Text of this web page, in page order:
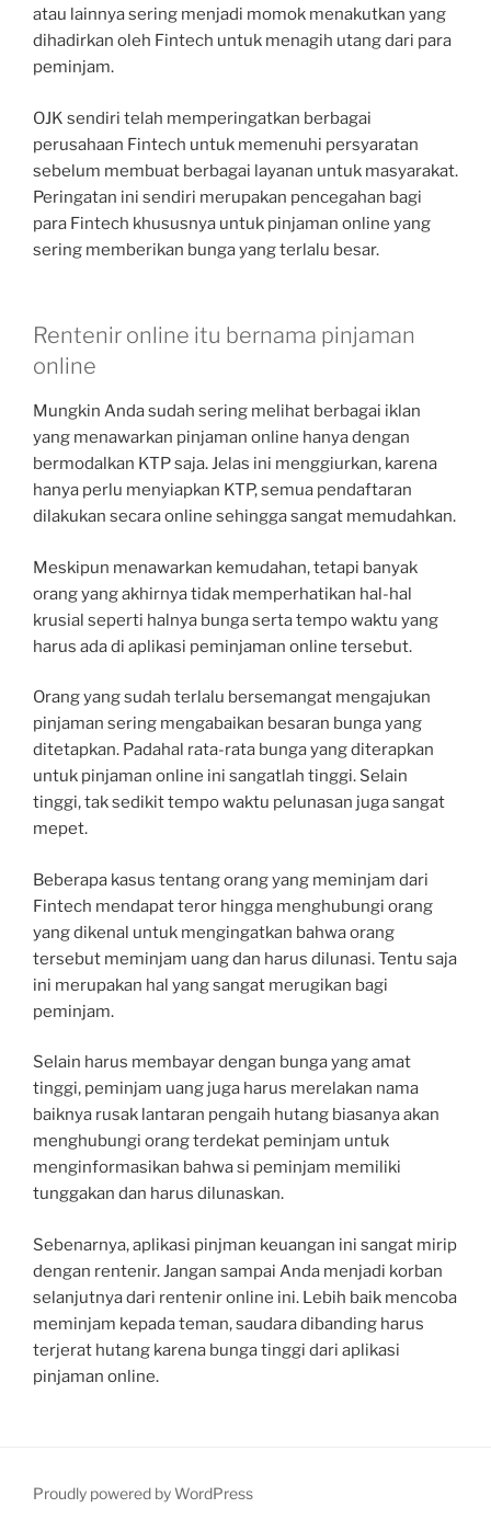
atau lainnya sering menjadi momok menakutkan yang
dihadirkan oleh Fintech untuk menagih utang dari para
peminjam.
OJK sendiri telah memperingatkan berbagai
perusahaan Fintech untuk memenuhi persyaratan
sebelum membuat berbagai layanan untuk masyarakat.
Peringatan ini sendiri merupakan pencegahan bagi
para Fintech khususnya untuk pinjaman online yang
sering memberikan bunga yang terlalu besar.
Rentenir online itu bernama pinjaman
online
Mungkin Anda sudah sering melihat berbagai iklan
yang menawarkan pinjaman online hanya dengan
bermodalkan KTP saja. Jelas ini menggiurkan, karena
hanya perlu menyiapkan KTP, semua pendaftaran
dilakukan secara online sehingga sangat memudahkan.
Meskipun menawarkan kemudahan, tetapi banyak
orang yang akhirnya tidak memperhatikan hal-hal
krusial seperti halnya bunga serta tempo waktu yang
harus ada di aplikasi peminjaman online tersebut.
Orang yang sudah terlalu bersemangat mengajukan
pinjaman sering mengabaikan besaran bunga yang
ditetapkan. Padahal rata-rata bunga yang diterapkan
untuk pinjaman online ini sangatlah tinggi. Selain
tinggi, tak sedikit tempo waktu pelunasan juga sangat
mepet.
Beberapa kasus tentang orang yang meminjam dari
Fintech mendapat teror hingga menghubungi orang
yang dikenal untuk mengingatkan bahwa orang
tersebut meminjam uang dan harus dilunasi. Tentu saja
ini merupakan hal yang sangat merugikan bagi
peminjam.
Selain harus membayar dengan bunga yang amat
tinggi, peminjam uang juga harus merelakan nama
baiknya rusak lantaran pengaih hutang biasanya akan
menghubungi orang terdekat peminjam untuk
menginformasikan bahwa si peminjam memiliki
tunggakan dan harus dilunaskan.
Sebenarnya, aplikasi pinjman keuangan ini sangat mirip
dengan rentenir. Jangan sampai Anda menjadi korban
selanjutnya dari rentenir online ini. Lebih baik mencoba
meminjam kepada teman, saudara dibanding harus
terjerat hutang karena bunga tinggi dari aplikasi
pinjaman online.
Proudly powered by WordPress